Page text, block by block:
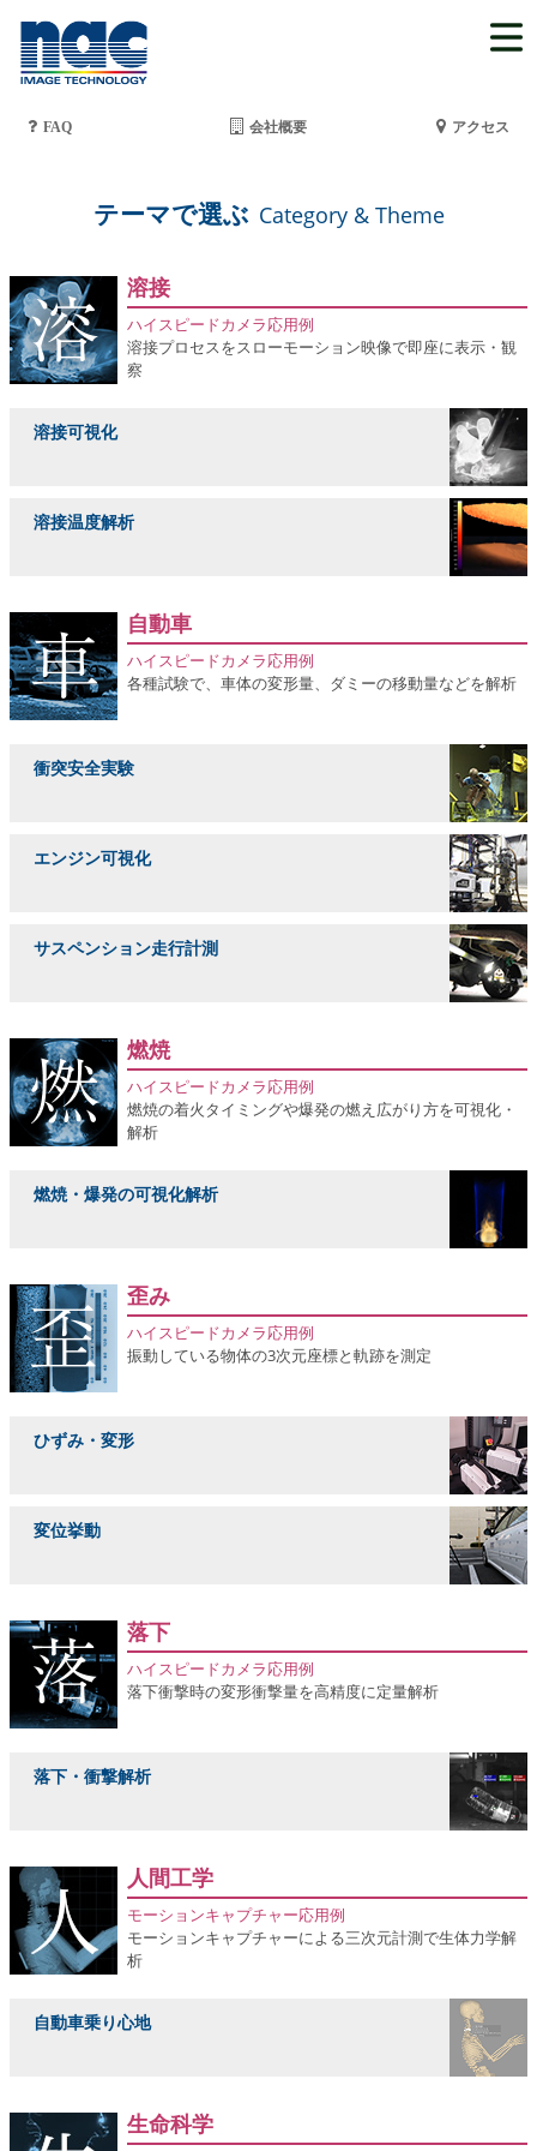
FAQ 会社概要 アクセス
テーマで選ぶ Category & Theme
溶接
ハイスピードカメラ応用例
溶接プロセスをスローモーション映像で即座に表示・観
察
溶接可視化
溶接温度解析
自動車
ハイスピードカメラ応用例
各種試験で、車体の変形量、ダミーの移動量などを解析
衝突安全実験
エンジン可視化
サスペンション走行計測
燃焼
ハイスピードカメラ応用例
燃焼の着火タイミングや爆発の燃え広がり方を可視化・
解析
燃焼・爆発の可視化解析
歪み
ハイスピードカメラ応用例
振動している物体の3次元座標と軌跡を測定
ひずみ・変形
変位挙動
落下
ハイスピードカメラ応用例
落下衝撃時の変形衝撃量を高精度に定量解析
落下・衝撃解析
人間工学
モーションキャプチャー応用例
モーションキャプチャーによる三次元計測で生体力学解
析
自動車乗り心地
生命科学